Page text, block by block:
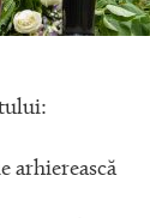
arhierească